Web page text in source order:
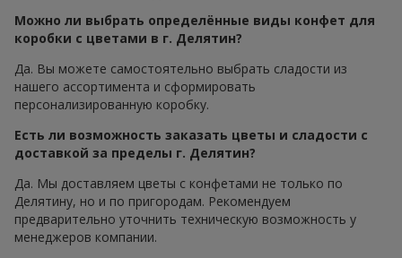
Можно ли выбрать определённые виды конфет для
коробки с цветами в г. Делятин?
Да. Вы можете самостоятельно выбрать сладости из
нашего ассортимента и сформировать
персонализированную коробку.
Есть ли возможность заказать цветы и сладости с
доставкой за пределы г. Делятин?
Да. Мы доставляем цветы с конфетами не только по
Делятину, но и по пригородам. Рекомендуем
предварительно уточнить техническую возможность у
менеджеров компании.